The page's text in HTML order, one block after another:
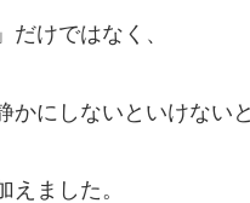
だけではなく、
かにしないといけない
えました。